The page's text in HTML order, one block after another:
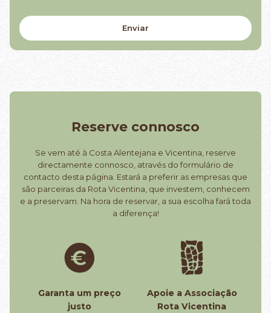
Reserve connosco
Se vem até à Costa Alentejana e Vicentina, reserve
directamente connosco, através do formulário de
contacto desta página. Estará a preferir as empresas que
são parceiras da Rota Vicentina, que investem, conhecem
e a preservam. Na hora de reservar, a sua escolha fará toda
a diferença!
Garanta um preço
justo
Apoie a Associação
Rota Vicentina